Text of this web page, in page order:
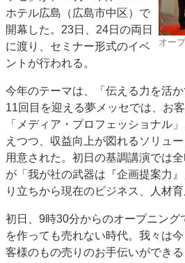
特集記事カテゴリー一覧
2022 見える化・MIS特集
特集・デジタル印刷 アイデアで勝負！ ～多様
JAPAN PACK 2023 特集
特集・デジタル印刷 ～ 新成長軌道を描く
案内
発刊案内
JFPI印刷用語集 印
運営
会社案内
購読・購入申し込み
お問い合わせ
オー
ホテル広島（広島市中区）で
開幕した。23日、24日の両日
に渡り、セミナー形式のイベ
ントが行われる。
今年のテーマは、「伝える力を活か
11回目を迎える夢メッセでは、お
「メディア・プロフェッショナル
えつつ、収益向上が図れるソリュ
用意された。初日の基調講演では
が「我が社の武器は『企画提案力
り立ちから現在のビジネス、人材育
初日、9時30分からのオープニング
を作っても売れない時代。我々は
客様のもの売りのお手伝いができ